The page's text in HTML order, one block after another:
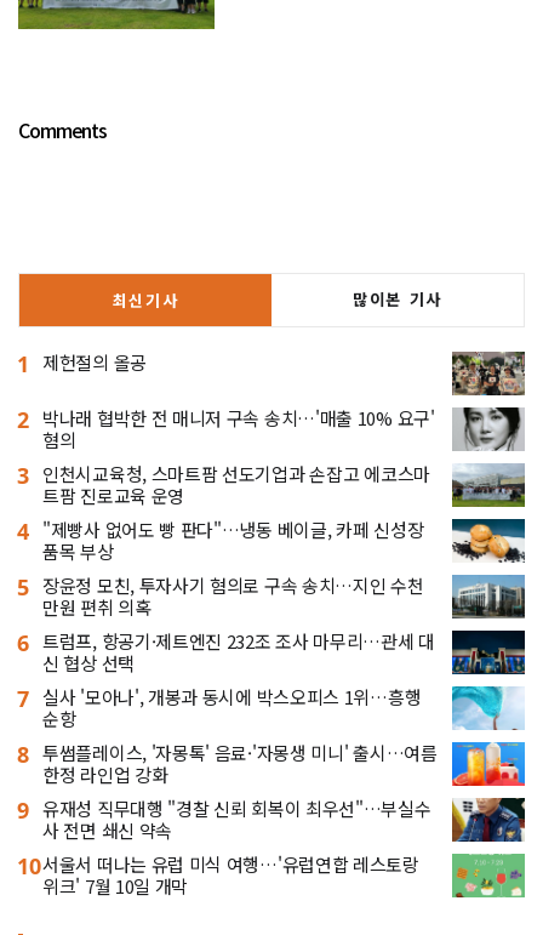
Comments
최신기사 많이본 기사
1 제헌절의 올공
2 박나래 협박한 전 매니저 구속 송치…'매출 10% 요구'
혐의
3 인천시교육청, 스마트팜 선도기업과 손잡고 에코스마
트팜 진로교육 운영
4 "제빵사 없어도 빵 판다"…냉동 베이글, 카페 신성장
품목 부상
5 장윤정 모친, 투자사기 혐의로 구속 송치…지인 수천
만원 편취 의혹
6 트럼프, 항공기·제트엔진 232조 조사 마무리…관세 대
신 협상 선택
7 실사 '모아나', 개봉과 동시에 박스오피스 1위…흥행
순항
8 투썸플레이스, '자몽톡' 음료·'자몽생 미니' 출시…여름
한정 라인업 강화
9 유재성 직무대행 "경찰 신뢰 회복이 최우선"…부실수
사 전면 쇄신 약속
10서울서 떠나는 유럽 미식 여행…'유럽연합 레스토랑
위크' 7월 10일 개막